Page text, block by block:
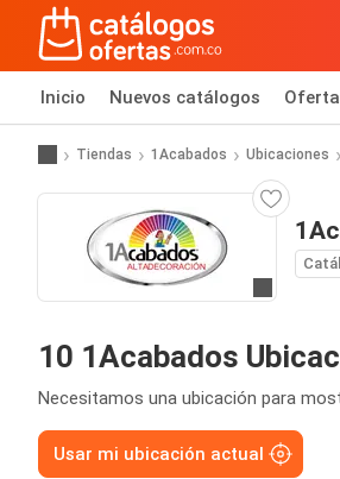
Inicio Nuevos catálogos
Tiendas 1Acabados Ubicaciones
10 1Acabados
Necesitamos una ubicación para
Usar mi ubicación actual